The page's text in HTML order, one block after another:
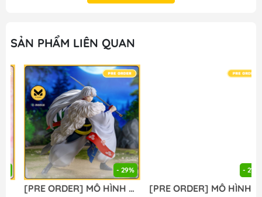
M FIGURE - MÔ HÌNH ANIME CHÍNH HÃNG NHẬT BẢN
#figure #mo_hinh #mo_hinh_nhan_vat
#mo_hinh_anime #anime_figure #figure
#mo_hinh_chinh_hang #mo_hinh_figure
#figure_chinh_hang #mo_hinh_tinh #nendoroid
#gameprize #scalefigure
SẢN PHẨM LIÊN QUAN
- 29%
[PRE ORDER] MÔ HÌNH Sengoku Otogizoushi: InuYasha - Sesshoumaru - Luminasta (Sega Fave) FIGURE CHÍNH HÃNG
- 21%
[PRE ORDER] MÔ HÌNH Seitokai ni mo Ana wa Aru! - Michinoku Komaro - BiCute Bunnies (FuRyu) FIGURE CHÍNH HÃNG